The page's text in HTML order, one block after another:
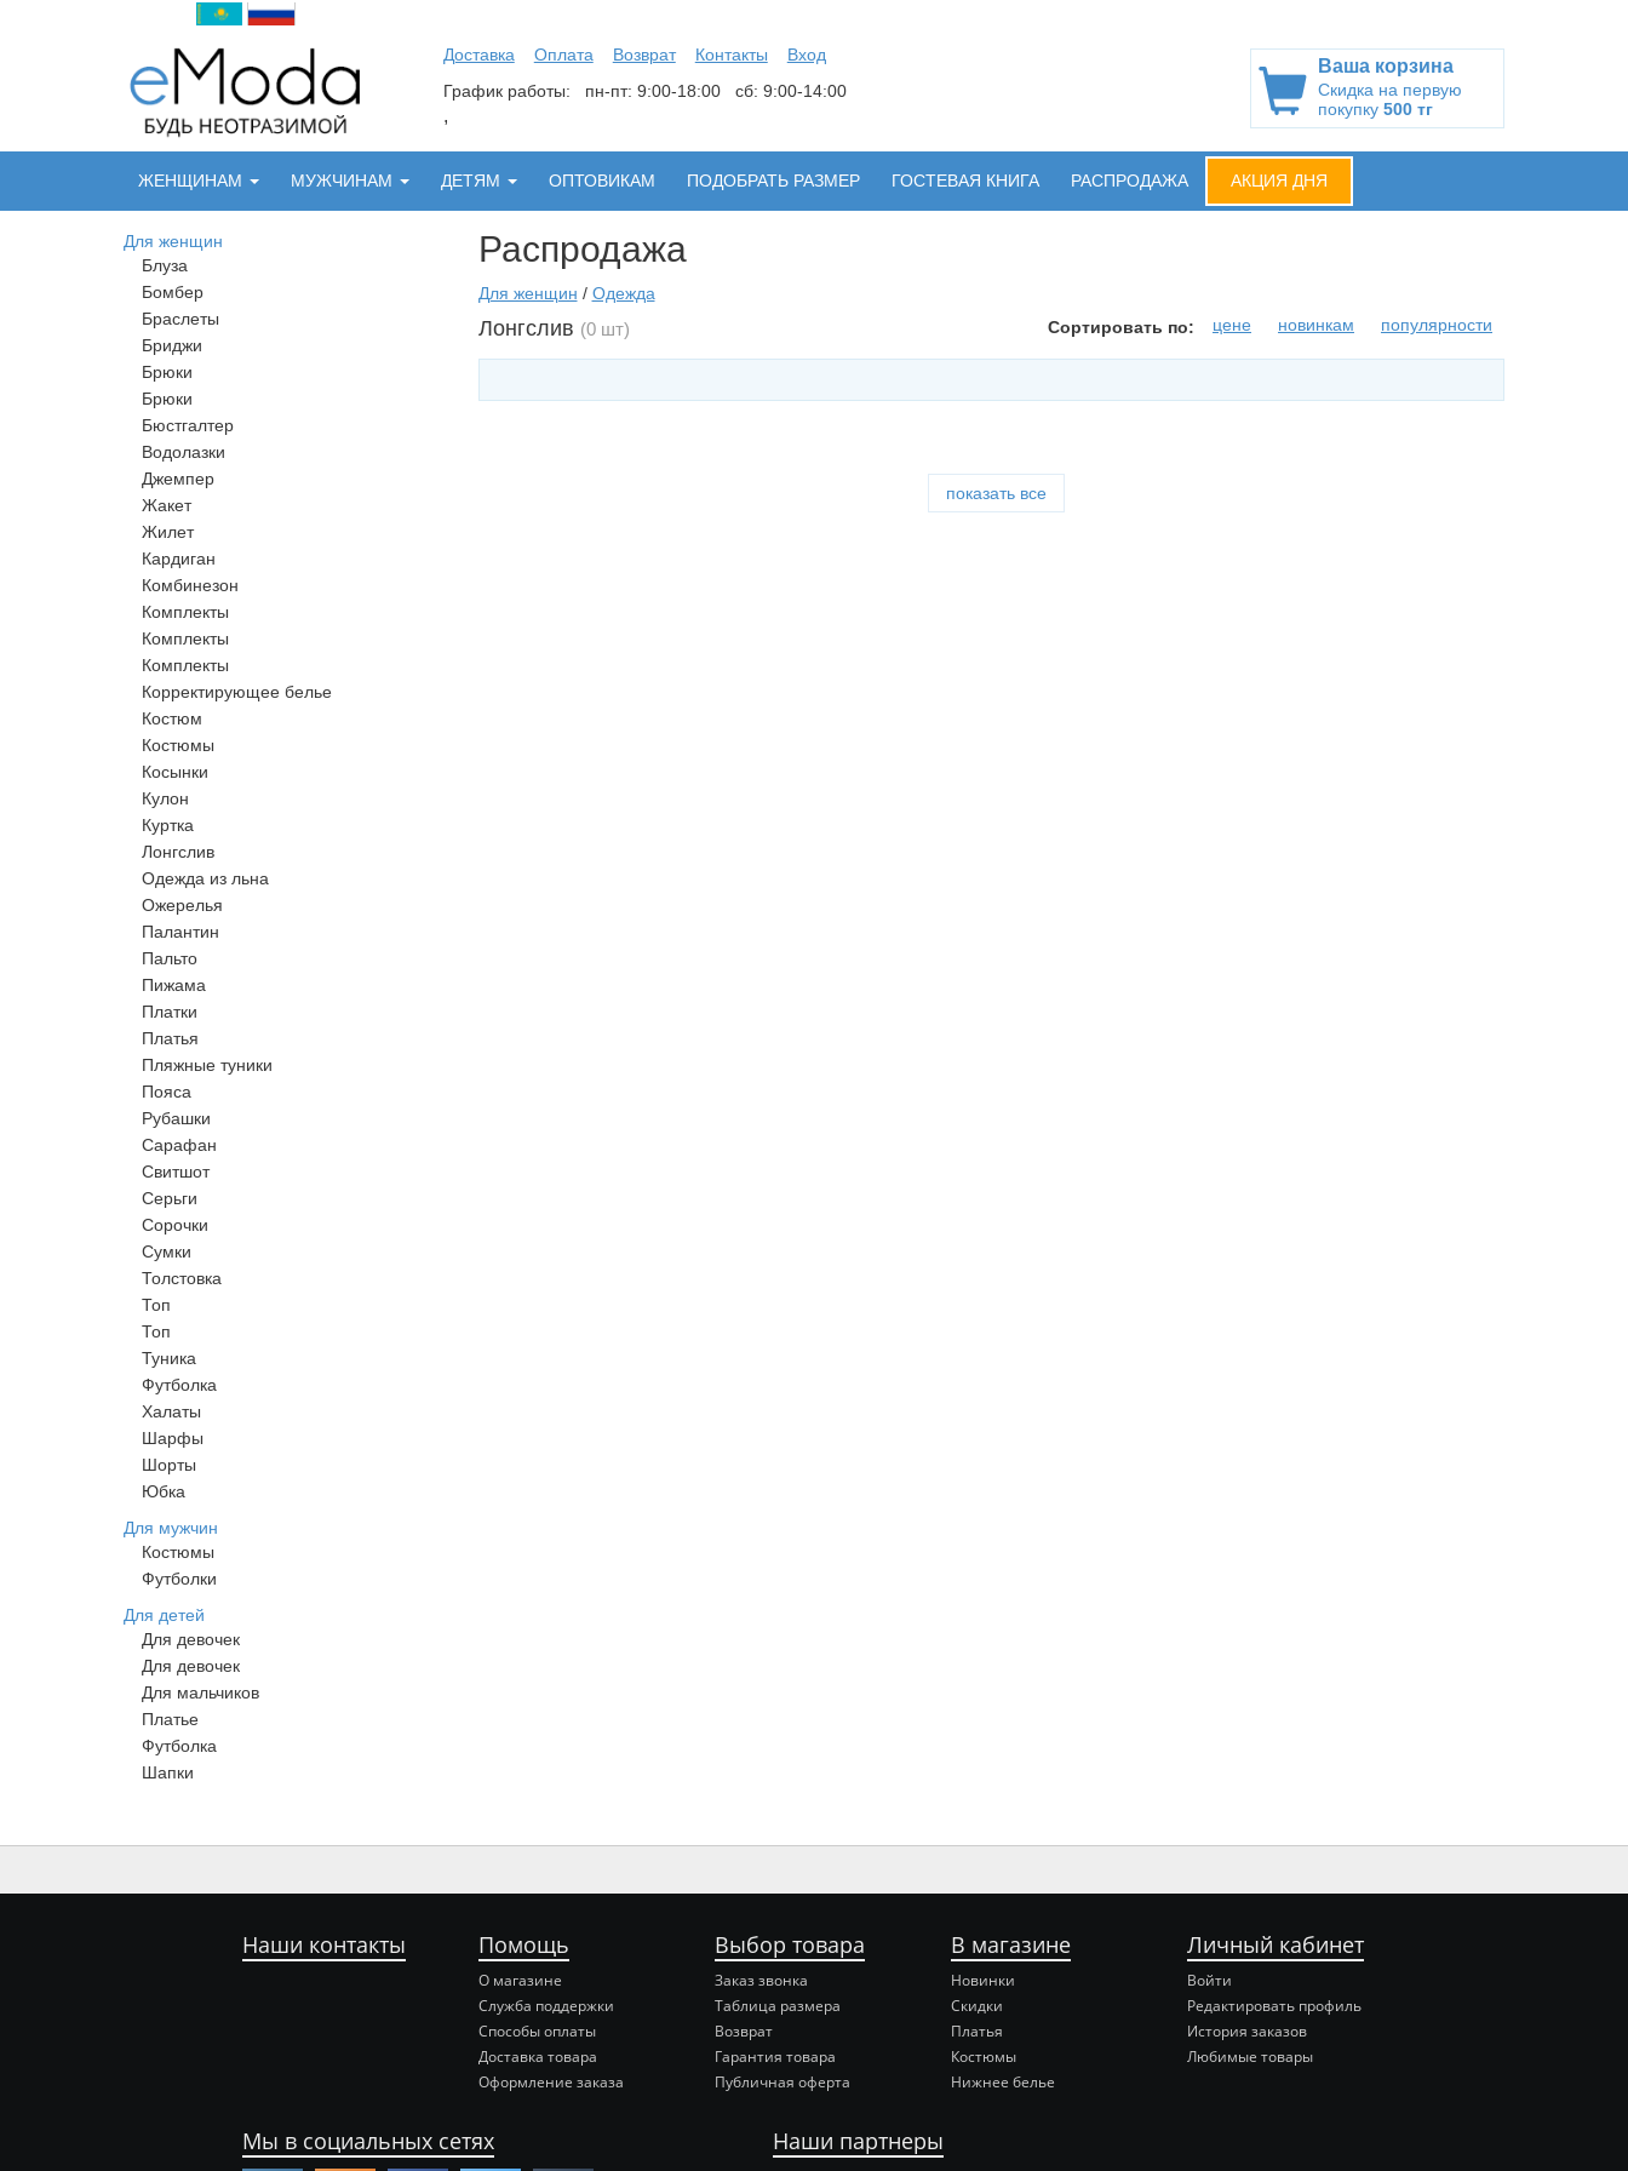
Доставка Оплата Возврат Контакты
Вход
График работы: пн-пт: 9:00-18:00 сб: 9:00-14:00
,
Ваша корзина
Скидка на первую
покупку 500 тг
ЖЕНЩИНАМ МУЖЧИНАМ ДЕТЯМ ОПТОВИКАМ ПОДОБРАТЬ РАЗМЕР ГОСТЕВАЯ КНИГА РАСПРОДАЖА АКЦИЯ ДНЯ
Для женщин
Блуза
Бомбер
Браслеты
Бриджи
Брюки
Брюки
Бюстгалтер
Водолазки
Джемпер
Жакет
Жилет
Кардиган
Комбинезон
Комплекты
Комплекты
Комплекты
Корректирующее белье
Костюм
Костюмы
Косынки
Кулон
Куртка
Лонгслив
Одежда из льна
Ожерелья
Палантин
Пальто
Пижама
Платки
Платья
Пляжные туники
Пояса
Рубашки
Сарафан
Свитшот
Серьги
Сорочки
Сумки
Толстовка
Топ
Топ
Туника
Футболка
Халаты
Шарфы
Шорты
Юбка
Для мужчин
Костюмы
Футболки
Для детей
Для девочек
Для девочек
Для мальчиков
Платье
Футболка
Шапки
Распродажа
Для женщин / Одежда
Лонгслив (0 шт) Сортировать по: цене новинкам популярности
показать все
Наши контакты Помощь
О магазине
Служба поддержки
Способы оплаты
Доставка товара
Оформление заказа
Выбор товара
Заказ звонка
Таблица размера
Возврат
Гарантия товара
Публичная оферта
В магазине
Новинки
Скидки
Платья
Костюмы
Нижнее белье
Личный кабинет
Войти
Редактировать профиль
История заказов
Любимые товары
Мы в социальных сетях Наши партнеры